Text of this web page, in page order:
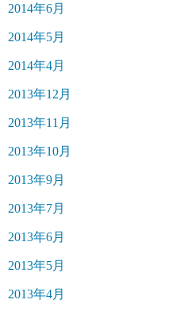
2014年6月
2014年5月
2014年4月
2013年12月
2013年11月
2013年10月
2013年9月
2013年7月
2013年6月
2013年5月
2013年4月